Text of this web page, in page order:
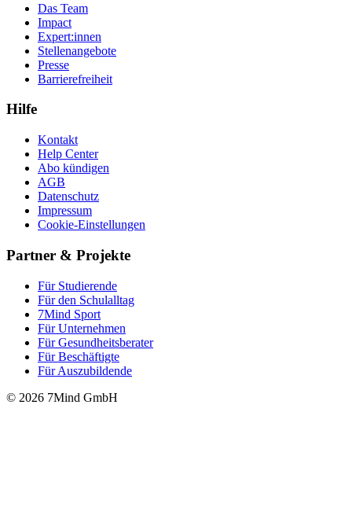
Das Team
Impact
Expert:innen
Stellenangebote
Presse
Barrierefreiheit
Hilfe
Kontakt
Help Center
Abo kündigen
AGB
Datenschutz
Impressum
Cookie-Einstellungen
Partner & Projekte
Für Stu­die­rende
Für den Schulalltag
7Mind Sport
Für Unter­neh­men
Für Gesund­heits­be­ra­ter
Für Beschäftigte
Für Auszubildende
© 2026 7Mind GmbH